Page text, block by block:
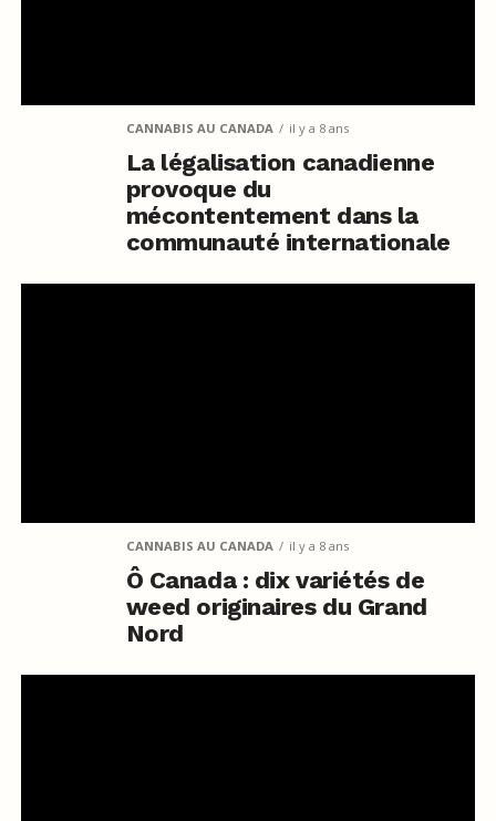
CANNABIS AU CANADA il y a 8 ans
La légalisation canadienne
provoque du
mécontentement dans la
communauté internationale
CANNABIS AU CANADA il y a 8 ans
Ô Canada : dix variétés de
weed originaires du Grand
Nord